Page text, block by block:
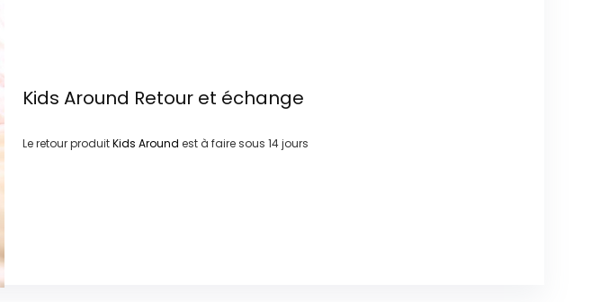
Kids Around Retour et échange
Le retour produitKids Around est à faire sous 14 jours